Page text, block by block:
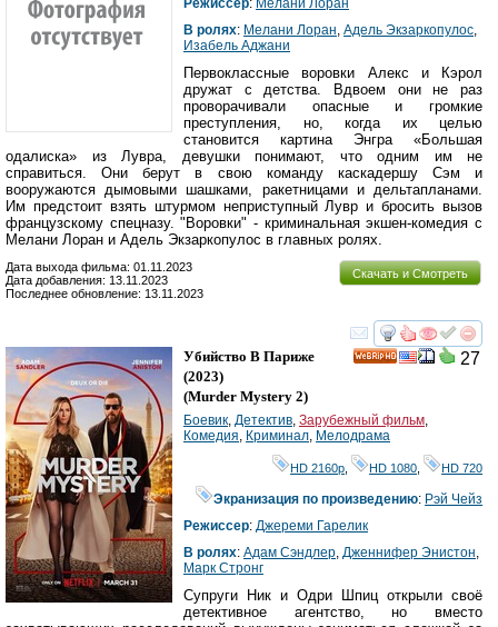
Режиссер: Мелани Лоран
В ролях: Мелани Лоран, Адель Экзаркопулос,
Изабель Аджани
Первоклассные воровки Алекс и Кэрол
дружат с детства. Вдвоем они не раз
проворачивали опасные и громкие
преступления, но, когда их целью
становится картина Энгра «Большая
одалиска» из Лувра, девушки понимают, что одним им не
справиться. Они берут в свою команду каскадершу Сэм и
вооружаются дымовыми шашками, ракетницами и дельтапланами.
Им предстоит взять штурмом неприступный Лувр и бросить вызов
французскому спецназу. "Воровки" - криминальная экшен-комедия с
Мелани Лоран и Адель Экзаркопулос в главных ролях.
Скачать и Смотреть
Дата выхода фильма: 01.11.2023
Дата добавления: 13.11.2023
Последнее обновление: 13.11.2023
смотреть
27
Убийство В Париже
(2023)
(Murder Mystery 2)
Боевик, Детектив, Зарубежный фильм,
Комедия, Криминал, Мелодрама
HD 2160р HD 1080 HD 720
Экранизация по произведению: Рэй Чейз
Режиссер: Джереми Гарелик
В ролях: Адам Сэндлер, Дженнифер Энистон,
Марк Стронг
Супруги Ник и Одри Шпиц открыли своё
детективное агентство, но вместо